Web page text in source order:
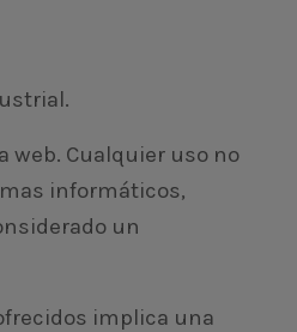
web. Cualquier uso no
informáticos,
un
implica una